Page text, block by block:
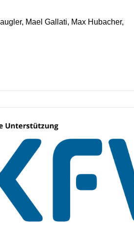
Mael Gallati, Max Hubacher,